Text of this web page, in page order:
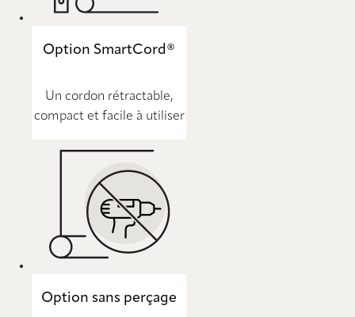
Option SmartCord®
Un cordon rétractable,
compact et facile à utiliser
Option sans perçage